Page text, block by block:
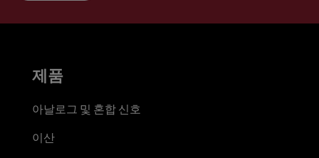
제품
아날로그 및 혼합 신호
이산